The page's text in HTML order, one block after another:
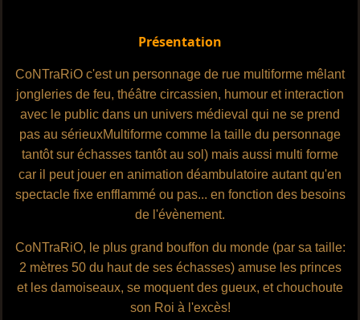
Présentation
CoNTraRiO c'est un personnage de rue multiforme mêlant
jongleries de feu, théâtre circassien, humour et interaction
avec le public dans un univers médieval qui ne se prend
pas au sérieuxMultiforme comme la taille du personnage
tantôt sur échasses tantôt au sol) mais aussi multi forme
car il peut jouer en animation déambulatoire autant qu'en
spectacle fixe enfflammé ou pas... en fonction des besoins
de l'évènement.
CoNTraRiO, le plus grand bouffon du monde (par sa taille:
2 mètres 50 du haut de ses échasses) amuse les princes
et les damoiseaux, se moquent des gueux, et chouchoute
son Roi à l'excès!